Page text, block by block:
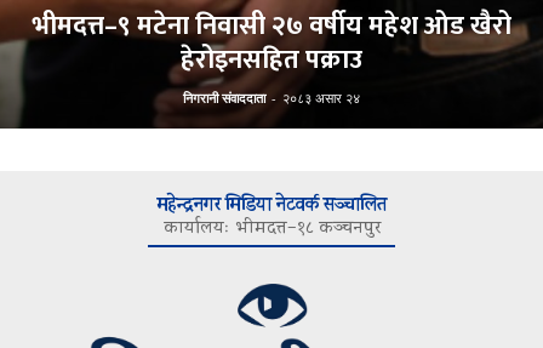
भीमदत्त–९ मटेना निवासी २७ वर्षीय महेश ओड खैरो
हेरोइनसहित पक्राउ
निगरानी संवाददाता - २०८३ असार २४
महेन्द्रनगर मिडिया नेटवर्क सञ्चालित
कार्यालयः भीमदत्त–१८ कञ्चनपुर